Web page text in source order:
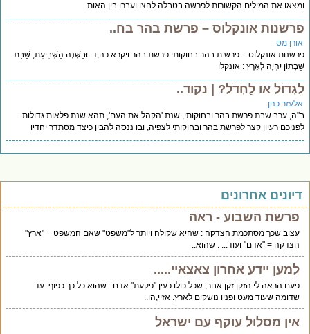
את המילים הקשורות לפרשה בטבלה לחצו ועברו בין האות
אונקלוס – פרשת בהר בח..
מס
אונקלוס – פרש ת בהר בחוקותי פרשת בהר ויקרא כה,ד: וּבַשָּׁנָה הַשְּׁבִיעִת, שַׁבַּת
יִהְיֶה לָאָרֶץ : אונקלו
או לַחְדֹּל? | נקוד..
כהן
ערב שבת פרשת בהר ובחוקותי, שנת 'הקהל את העם', תהא שנת פלאות גדולות.
רעיון קצר לפרשת בהר ובחוקותי לצפיה, ובו ננסה להבין כיצד מסתדר יחדיו
אחרונים
פרשת השבוע - ראה
עצוב שכך מסתכמת הצדקה : שהיא שקולה ויותר ל"משפט" שאם המשפט = "ארץ"
הצדקה = "אדם" ועוד... . שהוא..
למען יידע אחרון צאצאיי.....
פעם הראה לי הזקן זקן אחר, שכל כולו כעין "פקעת" אדם . שהוא כל כך כפוף. עד
שדומה שעוד מעט ופניו נושקים לארץ. אזיי,הו..
אין מסלול עוקף עם ישראל